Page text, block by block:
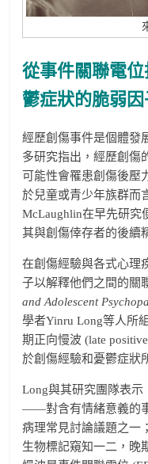
從事件關聯電
鬱症狀的脆弱因
經歷創傷事件是個體發
多研究指出，經歷創傷
可能性會罹患創傷後壓
於兒童或青少年族群而
McLaughlin在早先研究
其與創傷倖存者的後續
在創傷經驗與各式心理
子以解釋他們之間的關
and Adolescent
學者Yinru Long等人所
期正向慢波 (late
於創傷經驗和憂鬱症狀
Long與其研究團隊表
——對含有情緒意義的
病理常見討論議題之一
生物標記窺知一二，晚